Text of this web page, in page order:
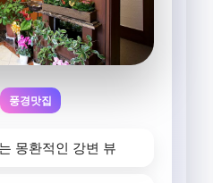
풍경맛집
몽환적인 강변 뷰